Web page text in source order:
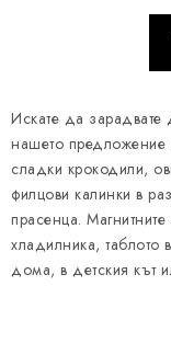
л
н
и
е
л
е
м
и
н
а
ц
и
я
Искате да зарадвате
нашето предложение
сладки крокодили,
филцови калинки в
прасенца.
хладилника, таблото
дома, в детския кът